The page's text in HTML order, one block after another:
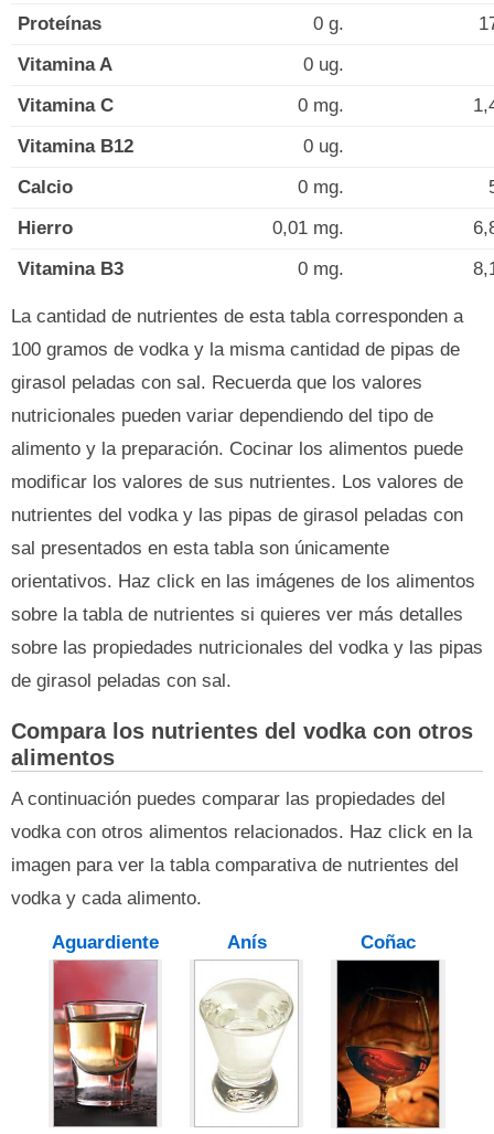
Proteínas
0 g.
Vitamina A
0 ug.
Vitamina C
0 mg.
Vitamina B12
0 ug.
Calcio
0 mg.
Hierro
0,01 mg.
Vitamina B3
0 mg.
La cantidad de nutrientes de esta tabla corresponden a
100 gramos de vodka y la misma cantidad de pipas de
girasol peladas con sal. Recuerda que los valores
nutricionales pueden variar dependiendo del tipo de
alimento y la preparación. Cocinar los alimentos puede
modificar los valores de sus nutrientes. Los valores de
nutrientes del vodka y las pipas de girasol peladas con
sal presentados en esta tabla son únicamente
orientativos. Haz click en las imágenes de los alimentos
sobre la tabla de nutrientes si quieres ver más detalles
sobre las propiedades nutricionales del vodka y las pipas
de girasol peladas con sal.
Compara los nutrientes del vodka con otros
alimentos
A continuación puedes comparar las propiedades del
vodka con otros alimentos relacionados. Haz click en la
imagen para ver la tabla comparativa de nutrientes del
vodka y cada alimento.
Aguardiente Anís Coñac